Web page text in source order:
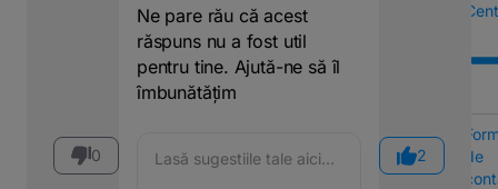
de
0
Ne pare rău că acest
răspuns nu a fost util
pentru tine. Ajută-ne să îl
îmbunătățim
2